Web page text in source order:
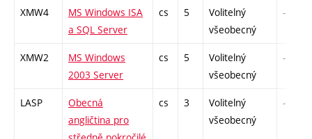
XMW4
MS Windows ISA
a SQL Server
cs 5
Volitelný
všeobecný
-
XMW2
MS Windows
2003 Server
cs 5
Volitelný
všeobecný
-
LASP
Obecná
angličtina pro
cs 3
Volitelný
všeobecný
-